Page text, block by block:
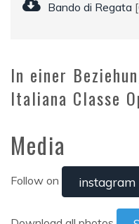
In einer
Italiana Classe
Media
Follow on instagram
Bando di Regata